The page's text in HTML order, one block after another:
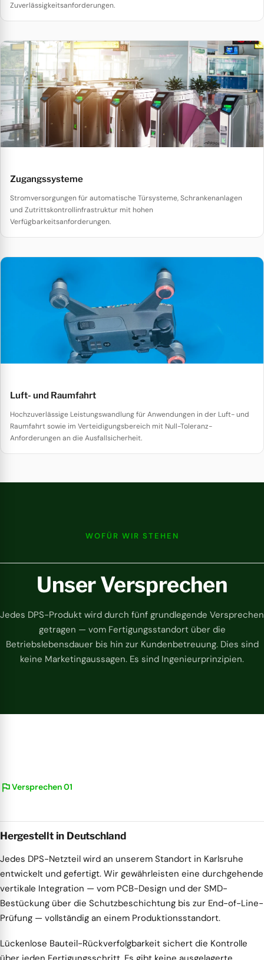
Zuverlässigkeitsanforderungen.
Zugangssysteme
Stromversorgungen für automatische Türsysteme, Schrankenanlagen
und Zutrittskontrollinfrastruktur mit hohen
Verfügbarkeitsanforderungen.
Luft- und Raumfahrt
Hochzuverlässige Leistungswandlung für Anwendungen in der Luft- und
Raumfahrt sowie im Verteidigungsbereich mit Null-Toleranz-
Anforderungen an die Ausfallsicherheit.
WOFÜR WIR STEHEN
Unser Versprechen
Jedes DPS-Produkt wird durch fünf grundlegende Versprechen
getragen — vom Fertigungsstandort über die
Betriebslebensdauer bis hin zur Kundenbetreuung. Dies sind
keine Marketingaussagen. Es sind Ingenieurprinzipien.
flagVersprechen 01
Hergestellt in Deutschland
Jedes DPS-Netzteil wird an unserem Standort in Karlsruhe
entwickelt und gefertigt. Wir gewährleisten eine durchgehende
vertikale Integration — vom PCB-Design und der SMD-
Bestückung über die Schutzbeschichtung bis zur End-of-Line-
Prüfung — vollständig an einem Produktionsstandort.
Lückenlose Bauteil-Rückverfolgbarkeit sichert die Kontrolle